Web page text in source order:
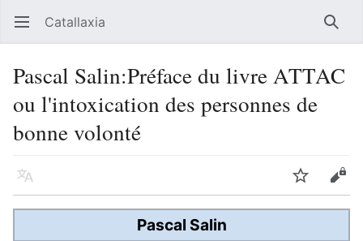
Ouvrir le menu principal Catallaxia
Pascal Salin:Préface du livre ATTAC
ou l'intoxication des personnes de
bonne volonté
Langue Suivre
Pascal Salin